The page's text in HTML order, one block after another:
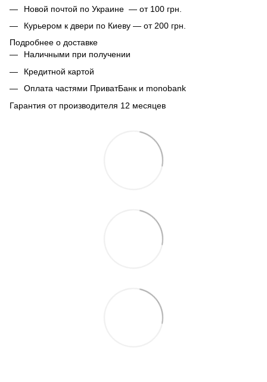
Новой почтой по Украине — от 100 грн.
Курьером к двери по Киеву — от 200 грн.
Подробнее о доставке
Наличными при получении
Кредитной картой
Оплата частями ПриватБанк и monobank
Гарантия от производителя 12 месяцев